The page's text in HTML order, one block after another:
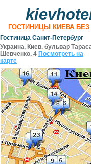
ГОСТИНИЦЫ КИЕВА
Гостиница Санкт-Петербург
Украина, Киев, бульвар
Шевченко, 4 Посмотреть на
карте